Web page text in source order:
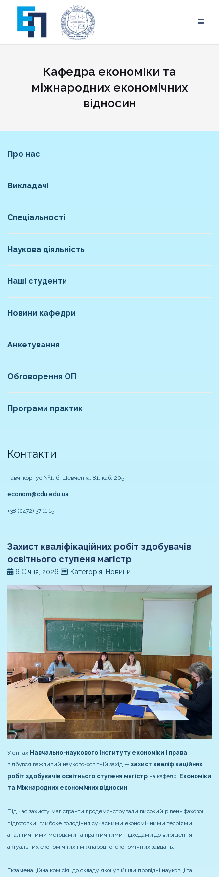
content
Кафедра економіки та
міжнародних економічних
відносин
Про нас
Викладачі
Спеціальності
Наукова діяльність
Наші студенти
Новини кафедри
Анкетування
Обговорення ОП
Програми практик
Контакти
навч. корпус №1, б. Шевченка, 81, каб. 205.
econom@cdu.edu.ua
+38 (0472) 37 11 15
Захист кваліфікаційних робіт здобувачів
освітнього ступеня магістр
6 Січня, 2026 Категорія: Новини
У стінах Навчально-наукового інституту економіки і права
відбувся важливий науково-освітній захід — захист кваліфікаційних
робіт здобувачів освітнього ступеня магістр на кафедрі Економіки
та Міжнародних економічних відносин.
Під час захисту магістранти продемонстрували високий рівень фахової
підготовки, глибоке володіння сучасними економічними теоріями,
аналітичними методами та практичними підходами до вирішення
актуальних економічних і міжнародно-економічних завдань.
Екзаменаційна комісія, до складу якої увійшли провідні науковці та